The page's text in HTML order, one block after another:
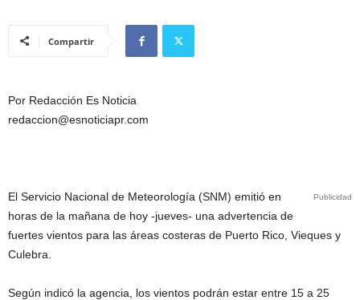
Compartir
Por Redacción Es Noticia
redaccion@esnoticiapr.com
Publicidad
El Servicio Nacional de Meteorología (SNM) emitió en
horas de la mañana de hoy -jueves- una advertencia de
fuertes vientos para las áreas costeras de Puerto Rico, Vieques y
Culebra.
Según indicó la agencia, los vientos podrán estar entre 15 a 25